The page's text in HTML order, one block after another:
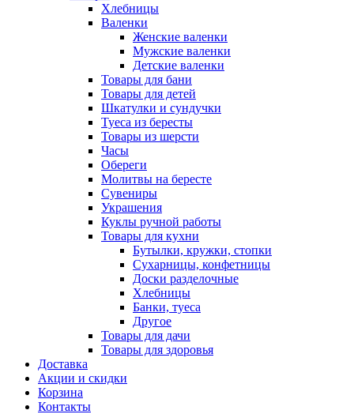
Хлебницы
Валенки
Женские валенки
Мужские валенки
Детские валенки
Товары для бани
Товары для детей
Шкатулки и сундучки
Туеса из бересты
Товары из шерсти
Часы
Обереги
Молитвы на бересте
Сувениры
Украшения
Куклы ручной работы
Товары для кухни
Бутылки, кружки, стопки
Сухарницы, конфетницы
Доски разделочные
Хлебницы
Банки, туеса
Другое
Товары для дачи
Товары для здоровья
Доставка
Акции и скидки
Корзина
Контакты